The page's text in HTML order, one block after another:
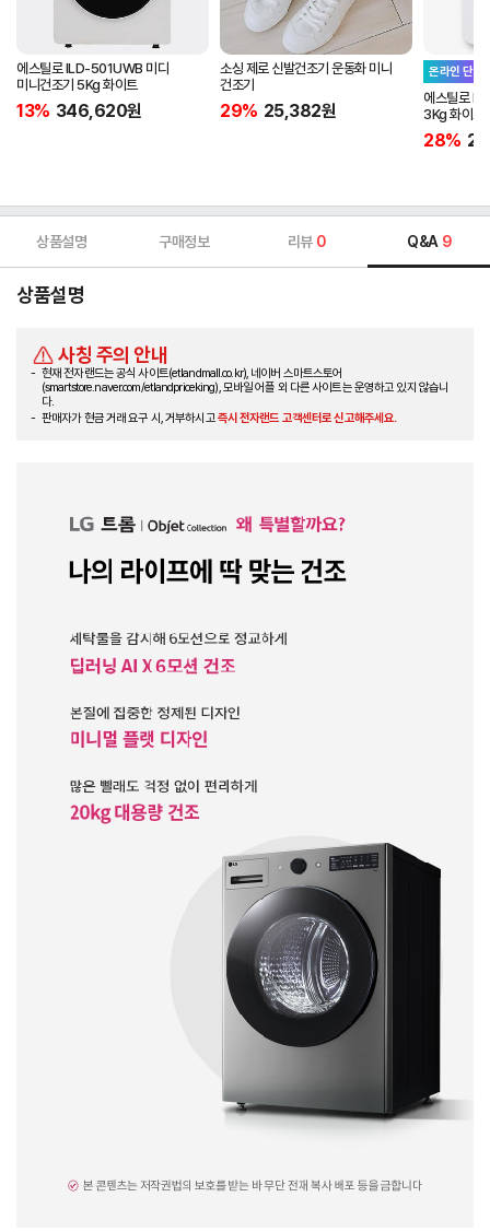
에스틸로 ILD-501UWB 미디
미니건조기 5Kg 화이트
13% 346,620원
소싱 제로 신발건조기 운동화 미니
건조기
29% 25,382원
온라인 단독
에스틸로
3Kg 화이트
28%
상품설명 구매정보 리뷰 0 Q&A 9
상품설명
사칭 주의 안내
현재 전자랜드는 공식 사이트(etlandmall.co.kr), 네이버 스마트스토어
(smartstore.naver.com/etlandpriceking), 모바일 어플 외 다른 사이트는 운영하고 있지 않습니
다.
판매자가 현금 거래 요구 시, 거부하시고즉시 전자랜드 고객센터로 신고해주세요.